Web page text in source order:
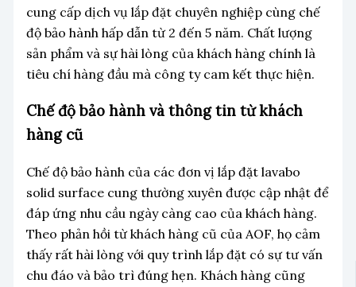
cung cấp dịch vụ lắp đặt chuyên nghiệp cùng chế
độ bảo hành hấp dẫn từ 2 đến 5 năm. Chất lượng
sản phẩm và sự hài lòng của khách hàng chính là
tiêu chí hàng đầu mà công ty cam kết thực hiện.
Chế độ bảo hành và thông tin từ khách
hàng cũ
Chế độ bảo hành của các đơn vị lắp đặt lavabo
solid surface cung thường xuyên được cập nhật để
đáp ứng nhu cầu ngày càng cao của khách hàng.
Theo phản hồi từ khách hàng cũ của AOF, họ cảm
thấy rất hài lòng với quy trình lắp đặt có sự tư vấn
chu đáo và bảo trì đúng hẹn. Khách hàng cũng